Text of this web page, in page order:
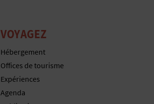
VOYAGEZ
Hébergement
Offices de tourisme
Expériences
Agenda